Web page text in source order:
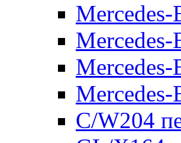
Mercedes-
Mercedes-
Mercedes-
Mercedes-
C/W204